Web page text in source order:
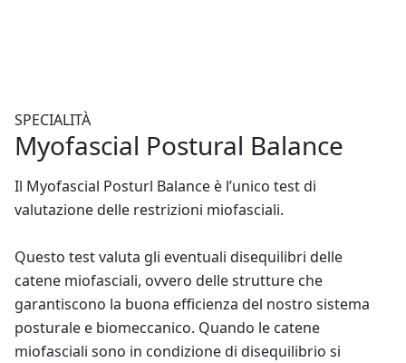
SPECIALITÀ
Myofascial Postural Balance
Il Myofascial Posturl Balance è l’unico test di
valutazione delle restrizioni miofasciali.
Questo test valuta gli eventuali disequilibri delle
catene miofasciali, ovvero delle strutture che
garantiscono la buona efficienza del nostro sistema
posturale e biomeccanico. Quando le catene
miofasciali sono in condizione di disequilibrio si